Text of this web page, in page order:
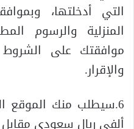
التي أدخلتها،
المنزلية والرسوم
موافقتك على
والإقرار.
6.سيطلب منك الموقع
ألفي ريال سعودي مقابل